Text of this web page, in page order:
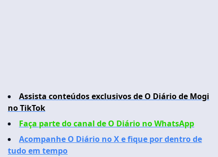
Assista conteúdos exclusivos de O Diário de Mogi
no TikTok
Faça parte do canal de O Diário no WhatsApp
Acompanhe O Diário no X e fique por dentro de
tudo em tempo